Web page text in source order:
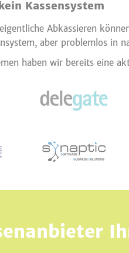
Kassensystem
Abkassieren
aber problemlos in
haben wir bereits eine